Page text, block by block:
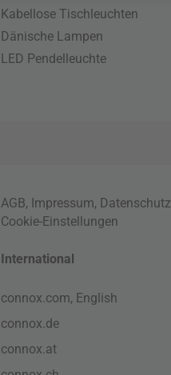
Kabellose Tischleuchten
Dänische Lampen
LED Pendelleuchte
AGB, Impressum, Datenschutz
Cookie-Einstellungen
International
connox.com, English
connox.de
connox.at